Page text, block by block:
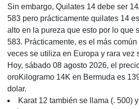
Sin embargo, Quilates 14 debe ser
583 pero prácticamente quilates 14
alto en la pureza que esto por lo que
583. Prácticamente, es el más común
veces se utiliza en Europa y rara vez
Hoy, sábado 08 agosto 2026, el
oroKilogramo 14K en Bermuda es
dolar.
Karat 12 también se llama (. 500)